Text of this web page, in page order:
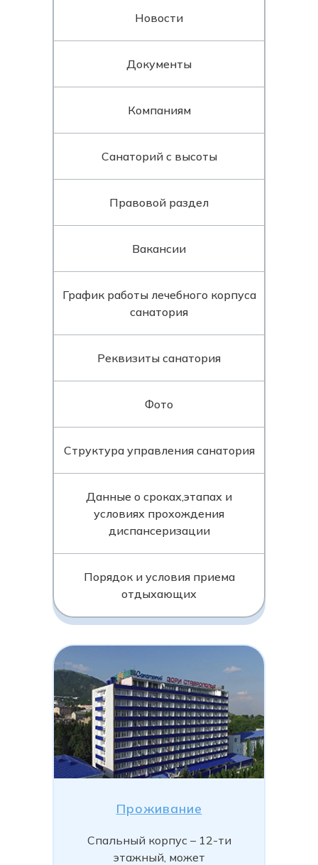
Новости
Документы
Компаниям
Санаторий с высоты
Правовой раздел
Вакансии
График работы лечебного корпуса
санатория
Реквизиты санатория
Фото
Структура управления санатория
Данные о сроках,этапах и
условиях прохождения
диспансеризации
Порядок и условия приема
отдыхающих
Проживание
Спальный корпус – 12-ти
этажный, может